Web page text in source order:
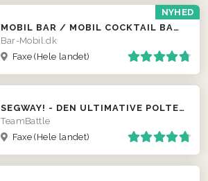
NYHED
MOBIL BAR / MOBIL COCKTAIL BAR / FADØLS TRAILER
Bar-Mobil.dk
Faxe(Hele landet)
SEGWAY! - DEN ULTIMATIVE POLTERABEND EVENT
TeamBattle
Faxe(Hele landet)